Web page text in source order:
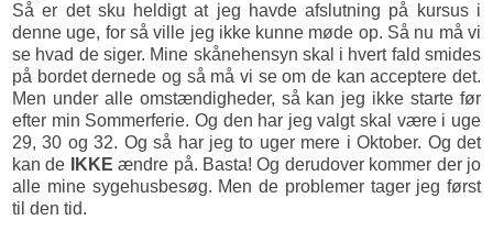
Så er det sku heldigt at jeg havde afslutning på kursus i
denne uge, for så ville jeg ikke kunne møde op. Så nu må vi
se hvad de siger. Mine skånehensyn skal i hvert fald smides
på bordet dernede og så må vi se om de kan acceptere det.
Men under alle omstændigheder, så kan jeg ikke starte før
efter min Sommerferie. Og den har jeg valgt skal være i uge
29, 30 og 32. Og så har jeg to uger mere i Oktober. Og det
kan de
IKKE ændre på. Basta! Og derudover kommer der jo
alle mine sygehusbesøg. Men de problemer tager jeg først
til den tid.